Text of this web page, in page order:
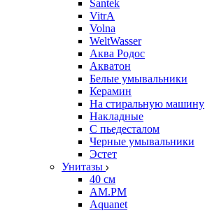
Santek
VitrA
Volna
WeltWasser
Аква Родос
Акватон
Белые умывальники
Керамин
На стиральную машину
Накладные
С пьедесталом
Черные умывальники
Эстет
Унитазы
40 см
AM.PM
Aquanet